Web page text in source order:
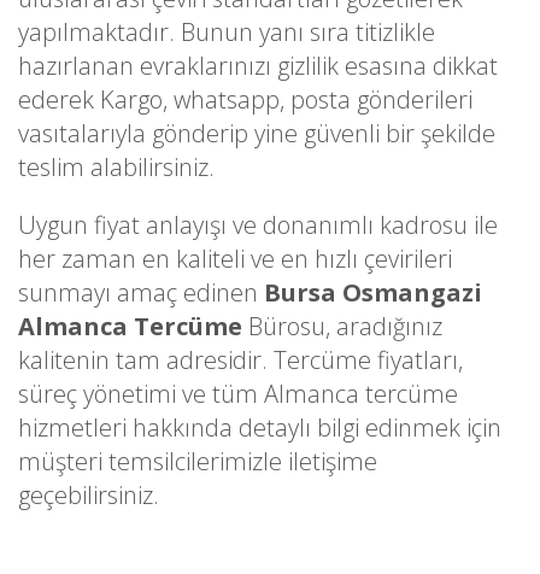
yapılmaktadır. Bunun yanı sıra titizlikle
hazırlanan evraklarınızı gizlilik esasına dikkat
ederek Kargo, whatsapp, posta gönderileri
vasıtalarıyla gönderip yine güvenli bir şekilde
teslim alabilirsiniz.
Uygun fiyat anlayışı ve donanımlı kadrosu ile
her zaman en kaliteli ve en hızlı çevirileri
sunmayı amaç edinen Bursa Osmangazi
Almanca Tercüme Bürosu, aradığınız
kalitenin tam adresidir. Tercüme fiyatları,
süreç yönetimi ve tüm Almanca tercüme
hizmetleri hakkında detaylı bilgi edinmek için
müşteri temsilcilerimizle iletişime
geçebilirsiniz.